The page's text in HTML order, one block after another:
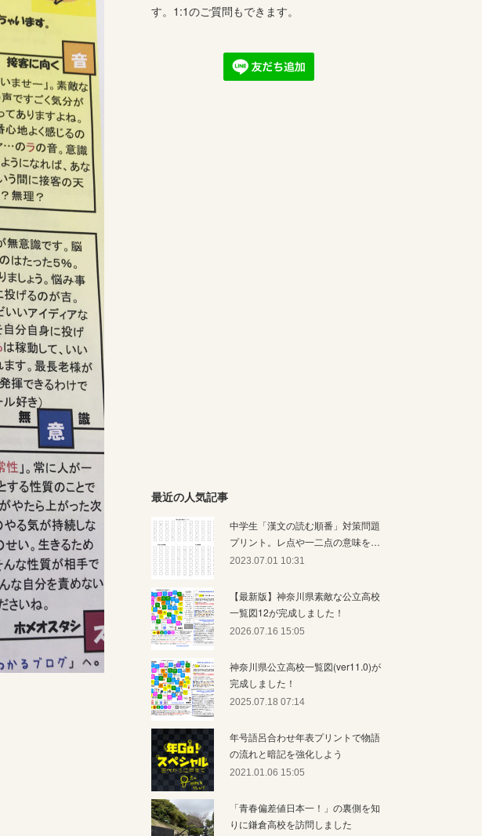
す。1:1のご質問もできます。
最近の人気記事
中学生「漢文の読む順番」対策問題
プリント。レ点や一二点の意味を…
2023.07.01 10:31
【最新版】神奈川県素敵な公立高校
一覧図12が完成しました！
2026.07.16 15:05
神奈川県公立高校一覧図(ver11.0)が
完成しました！
2025.07.18 07:14
年号語呂合わせ年表プリントで物語
の流れと暗記を強化しよう
2021.01.06 15:05
「青春偏差値日本一！」の裏側を知
りに鎌倉高校を訪問しました